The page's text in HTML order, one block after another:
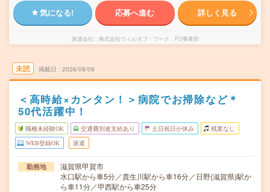
気になる! 応募へ進む 詳しく見る
派遣会社 株式会社ウィルオブ・ワーク FO事業部
未読 掲載日 2026/08/09
＜高時給×カンタン！＞病院でお掃除など＊
50代活躍中！
職種未経験OK 交通費別途支給あり 土日祝日が休み 残業なし
WEB登録OK 派遣
勤務地
滋賀県甲賀市
水口駅から車5分／貴生川駅から車16分／日野(滋賀県)駅か
ら車11分／甲西駅から車25分